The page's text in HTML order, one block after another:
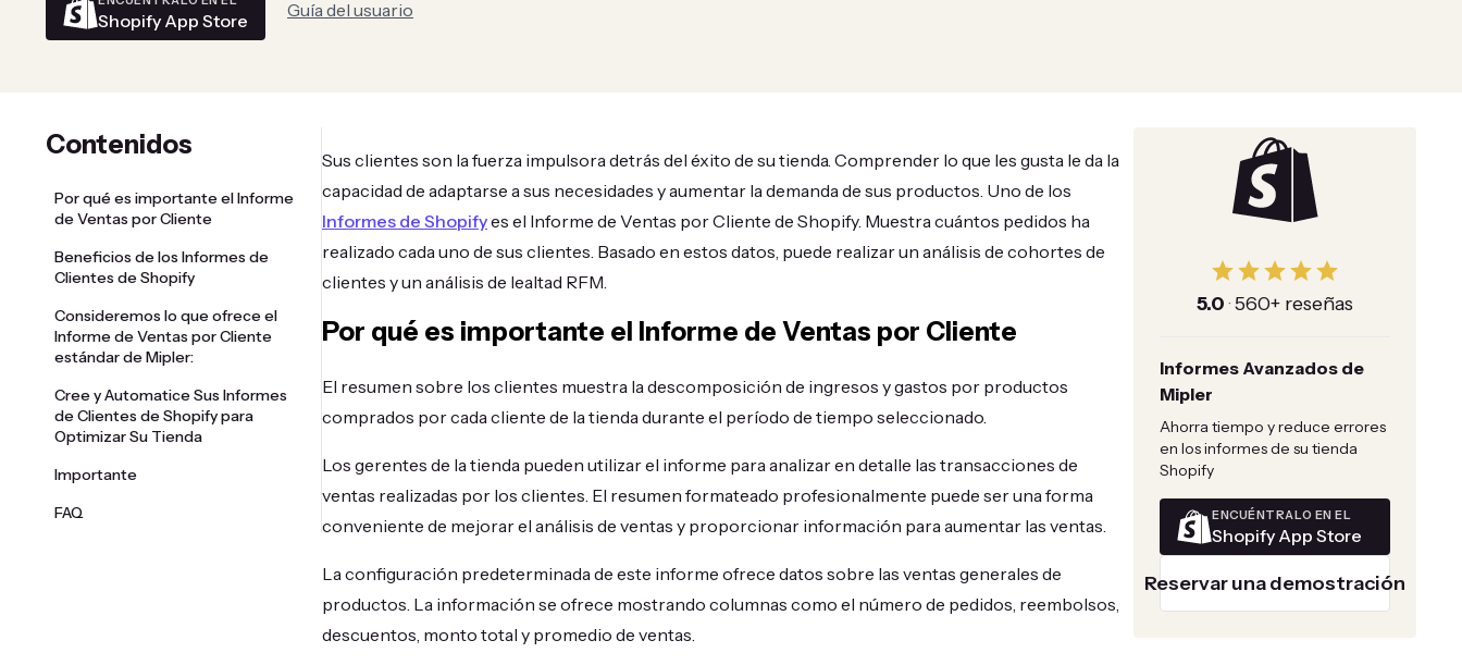
Shopify App Store Guía del usuario
Contenidos
Por qué es importante el Informe
de Ventas por Cliente
Beneficios de los Informes de
Clientes de Shopify
Consideremos lo que ofrece el
Informe de Ventas por Cliente
estándar de Mipler:
Cree y Automatice Sus Informes
de Clientes de Shopify para
Optimizar Su Tienda
Importante
FAQ
Sus clientes son la fuerza impulsora detrás del éxito de su tienda. Comprender lo que les gusta le da la
capacidad de adaptarse a sus necesidades y aumentar la demanda de sus productos. Uno de los
Informes de Shopifyes el Informe de Ventas por Cliente de Shopify. Muestra cuántos pedidos ha
realizado cada uno de sus clientes. Basado en estos datos, puede realizar un análisis de cohortes de
clientes y un análisis de lealtad RFM.
Por qué es importante el Informe de Ventas por Cliente
El resumen sobre los clientes muestra la descomposición de ingresos y gastos por productos
comprados por cada cliente de la tienda durante el período de tiempo seleccionado.
Los gerentes de la tienda pueden utilizar el informe para analizar en detalle las transacciones de
ventas realizadas por los clientes. El resumen formateado profesionalmente puede ser una forma
conveniente de mejorar el análisis de ventas y proporcionar información para aumentar las ventas.
La configuración predeterminada de este informe ofrece datos sobre las ventas generales de
productos. La información se ofrece mostrando columnas como el número de pedidos, reembolsos,
descuentos, monto total y promedio de ventas.
5.0 ·560+ reseñas
Informes Avanzados de
Mipler
Ahorra tiempo y reduce errores
en los informes de su tienda
Shopify
ENCUÉNTRALO EN EL
Shopify App Store
Reservar una demostración